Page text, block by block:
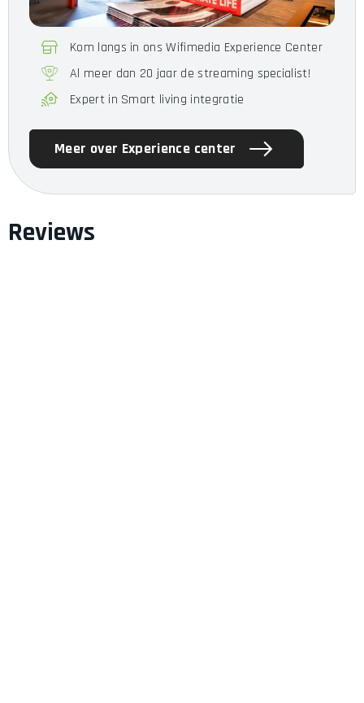
Kom langs in ons Wifimedia Experience Center
Al meer dan 20 jaar de streaming specialist!
Expert in Smart living integratie
Meer over Experience center
Reviews